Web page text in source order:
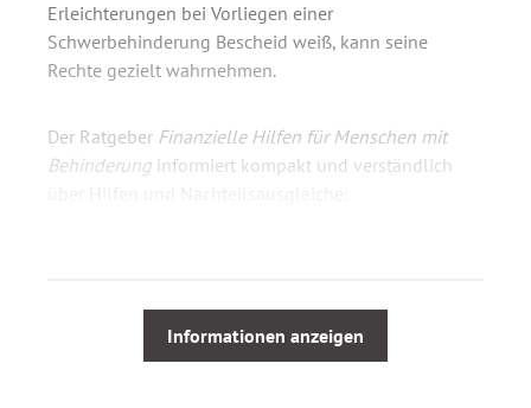
Erleichterungen bei Vorliegen einer
Schwerbehinderung Bescheid weiß, kann seine
Rechte gezielt wahrnehmen.
Der Ratgeber Finanzielle Hilfen für Menschen mit
Behinderung informiert kompakt und verständlich
im Straßenverkehr und bei Reisen
im ArbeitslebenInformationen anzeigen